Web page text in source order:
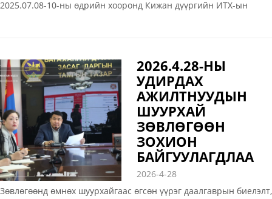
2025.07.08-10-ны өдрийн хооронд Кижан дүүргийн ИТХ-ын
явцтай танилцах хүрээнд уг албан айлчлалыг хийж байна.
Айлчлалын үеэр Кижан дүүргийн зохион байгуулдаг Мёлчи
фестивалийн 30 жилийн ой тохиож байгаа бөгөөд уг
фестивалийн нээлтийн арга хэмжээнд оролцлоо
2026.4.28-НЫ
УДИРДАХ
АЖИЛТНУУДЫН
ШУУРХАЙ
ЗӨВЛӨГӨӨН
ЗОХИОН
БАЙГУУЛАГДЛАА
2026-4-28
Зөвлөгөөнд өмнөх шуурхайгаас өгсөн үүрэг даалгаврын биелэлт,